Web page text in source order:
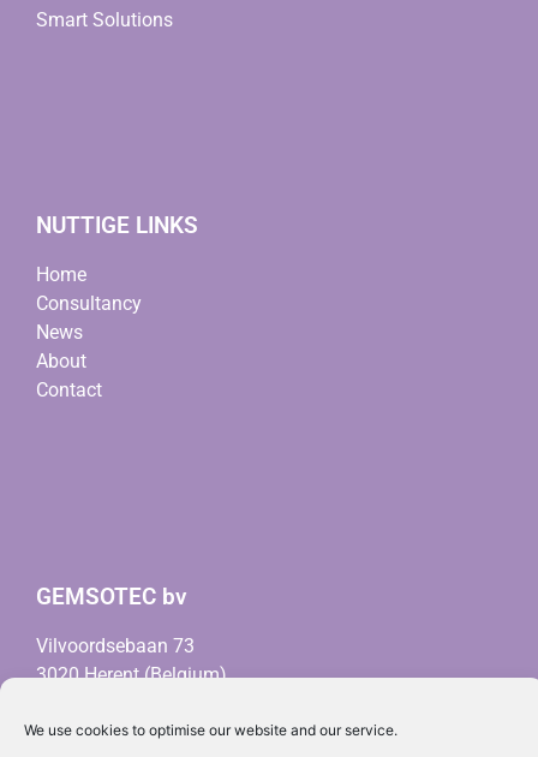
We use cookies to optimise our website and our service.
Smart Solutions
NUTTIGE LINKS
Home
Consultancy
News
About
Contact
GEMSOTEC bv
Vilvoordsebaan 73
3020 Herent (Belgium)
info@gemsotec.com